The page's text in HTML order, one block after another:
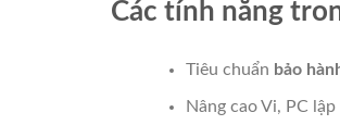
Các tính năng
Tiêu chuẩn bảo
Nâng cao Vi, PC